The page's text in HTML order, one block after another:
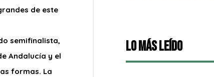
de este
semifinalista,
Andalucía y el
formas. La
Lo más leído